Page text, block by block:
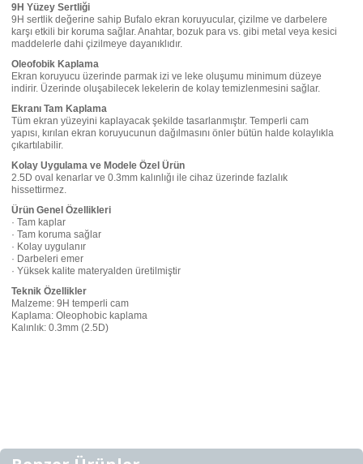
9H Yüzey Sertliği
9H sertlik değerine sahip Bufalo ekran koruyucular, çizilme ve darbelere
karşı etkili bir koruma sağlar. Anahtar, bozuk para vs. gibi metal veya kesici
maddelerle dahi çizilmeye dayanıklıdır.
Oleofobik Kaplama
Ekran koruyucu üzerinde parmak izi ve leke oluşumu minimum düzeye
indirir. Üzerinde oluşabilecek lekelerin de kolay temizlenmesini sağlar.
Ekranı Tam Kaplama
Tüm ekran yüzeyini kaplayacak şekilde tasarlanmıştır. Temperli cam
yapısı, kırılan ekran koruyucunun dağılmasını önler bütün halde kolaylıkla
çıkartılabilir.
Kolay Uygulama ve Modele Özel Ürün
2.5D oval kenarlar ve 0.3mm kalınlığı ile cihaz üzerinde fazlalık
hissettirmez.
Ürün Genel Özellikleri
· Tam kaplar
· Tam koruma sağlar
· Kolay uygulanır
· Darbeleri emer
· Yüksek kalite materyalden üretilmiştir
Teknik Özellikler
Malzeme: 9H temperli cam
Kaplama: Oleophobic kaplama
Kalınlık: 0.3mm (2.5D)